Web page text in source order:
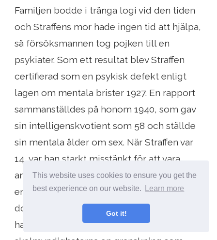
This website uses cookies to ensure you get the
best experience on our website.
Learn more
Got it!
Familjen bodde i trånga logi vid den tiden
och Straffens mor hade ingen tid att hjälpa,
så försöksmannen tog pojken till en
psykiater. Som ett resultat blev Straffen
certifierad som en psykisk defekt enligt
lagen om mentala brister 1927. En rapport
sammanställdes på honom 1940, som gav
sin intelligenskvotient som 58 och ställde
sin mentala ålder om sex. När Straffen var
14, var han starkt misstänkt för att vara
ansvarig för att stryka två prisgäss ägda av
en av hans skolans officerare; Det fanns
dock inget bevis och det noterades inte på
hans register. Vid 16 års ålder genomförde